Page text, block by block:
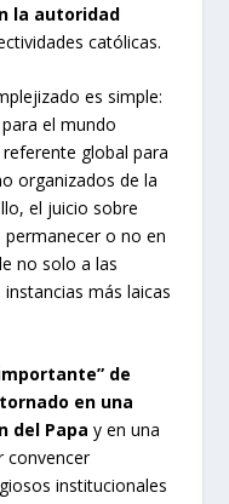
la autoridad
católicas.
es simple:
el mundo
global para
organizados de la
el juicio sobre
o no en
no solo a las
más laicas
de
en una
del Papa y en una
convencer
institucionales